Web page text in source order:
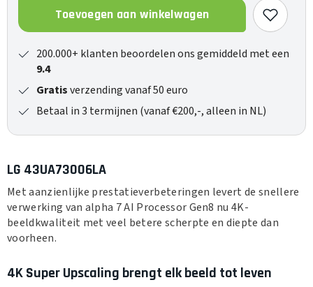
43UA73006LA43UA73006LA
Toevoegen aan winkelwagen
200.000+ klanten beoordelen ons gemiddeld met een
9.4
Gratisverzending vanaf 50 euro
Betaal in 3 termijnen (vanaf €200,-, alleen in NL)
LG 43UA73006LA
Met aanzienlijke prestatieverbeteringen levert de snellere
verwerking van alpha 7 AI Processor Gen8 nu 4K-
beeldkwaliteit met veel betere scherpte en diepte dan
voorheen.
4K Super Upscaling brengt elk beeld tot leven